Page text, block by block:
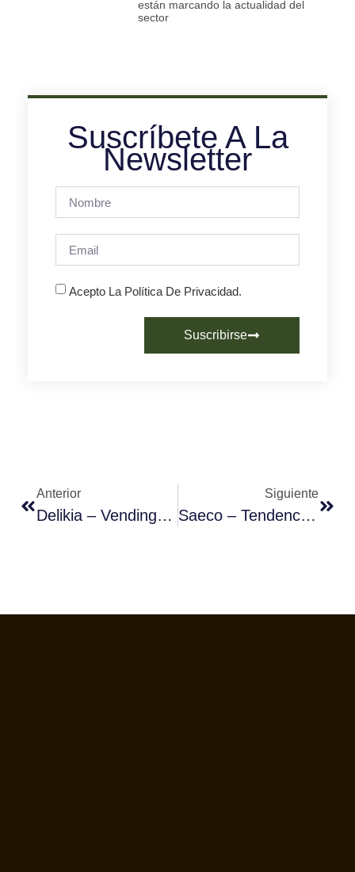
están marcando la actualidad del
sector
Suscríbete A La
Newsletter
Acepto La Política De Privacidad.
Suscribirse
Anterior
Delikia – Vending De Especialidad
Siguiente
Saeco – Tendencias Hechas Realidad